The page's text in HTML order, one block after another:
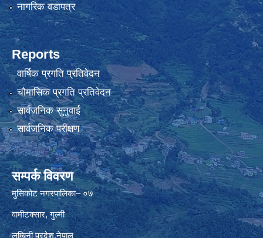
नागरिक वडापत्र
Reports
वार्षिक प्रगति प्रतिवेदन
चौमासिक प्रगति प्रतिवेदन
सार्वजनिक सुनुवाई
सार्वजनिक परीक्षण
सम्पर्क विवरण
मुसिकोट नगरपालिका– ०७
वामीटक्सार, गुल्मी
लुम्बिनी प्रदेश,नेपाल